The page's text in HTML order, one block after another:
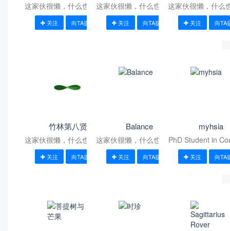
这家伙很懒，什么也没写！
关注 向TA提问
这家伙很懒，什么也没写！
关注 向TA提问
这家伙很懒，什么
关注 向TA
竹林第八贤
这家伙很懒，什么也没写！
关注 向TA提问
Balance
这家伙很懒，什么也没写！
关注 向TA提问
myhsia
PhD Student in
Physics at
University
关注 向TA